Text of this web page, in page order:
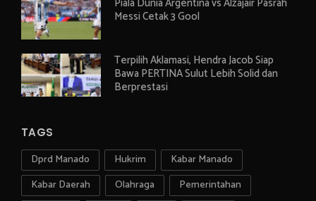
Messi Cetak 3 Gool
Terpilih Aklamasi, Hendra Jacob Siap
Bawa PERTINA Sulut Lebih Solid dan
Berprestasi
TAGS
Dprd Manado Hukrim
Kabar Manado
Kabar Daerah
Olahraga
Pemerintahan